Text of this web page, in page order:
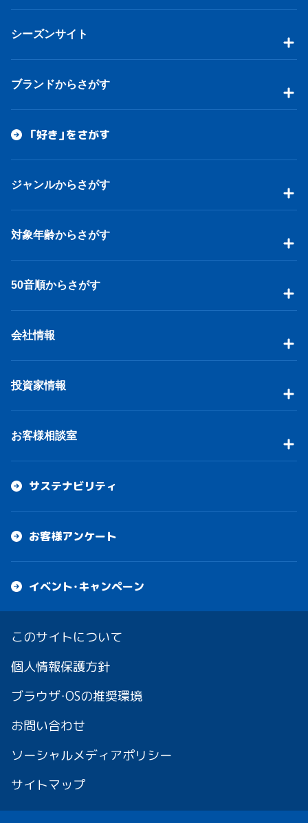
シーズンサイト
ブランドからさがす
「好き」をさがす
ジャンルからさがす
対象年齢からさがす
50音順からさがす
会社情報
投資家情報
お客様相談室
サステナビリティ
お客様アンケート
イベント・キャンペーン
このサイトについて
個人情報保護方針
ブラウザ・OSの推奨環境
お問い合わせ
ソーシャルメディアポリシー
サイトマップ